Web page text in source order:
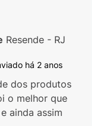
há 2 anos
dos produtos
o melhor que
ainda assim
Resende - RJ